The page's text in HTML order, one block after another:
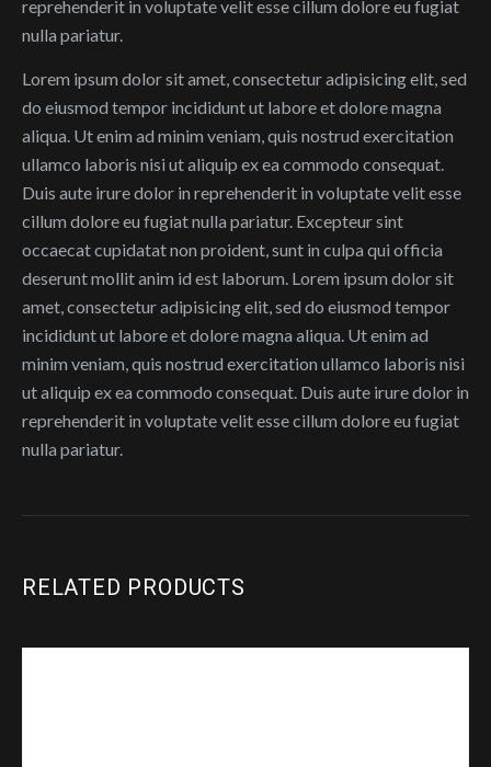
reprehenderit in voluptate velit esse cillum dolore eu fugiat
nulla pariatur.
Lorem ipsum dolor sit amet, consectetur adipisicing elit, sed
do eiusmod tempor incididunt ut labore et dolore magna
aliqua. Ut enim ad minim veniam, quis nostrud exercitation
ullamco laboris nisi ut aliquip ex ea commodo consequat.
Duis aute irure dolor in reprehenderit in voluptate velit esse
cillum dolore eu fugiat nulla pariatur. Excepteur sint
occaecat cupidatat non proident, sunt in culpa qui officia
deserunt mollit anim id est laborum. Lorem ipsum dolor sit
amet, consectetur adipisicing elit, sed do eiusmod tempor
incididunt ut labore et dolore magna aliqua. Ut enim ad
minim veniam, quis nostrud exercitation ullamco laboris nisi
ut aliquip ex ea commodo consequat. Duis aute irure dolor in
reprehenderit in voluptate velit esse cillum dolore eu fugiat
nulla pariatur.
RELATED PRODUCTS